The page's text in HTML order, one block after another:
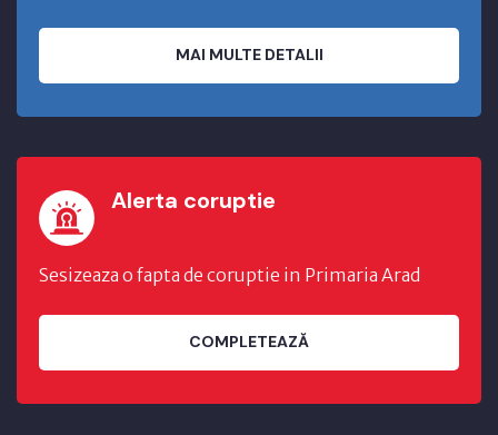
MAI MULTE DETALII
Alerta coruptie
Sesizeaza o fapta de coruptie in Primaria Arad
COMPLETEAZĂ